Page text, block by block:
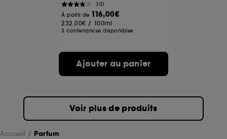
301
À partir de 116,00€
232,00€ / 100ml
3 contenances disponibles
Ajouter au panier
Voir plus de produits
Accueil Parfum